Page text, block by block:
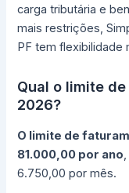
carga tributária e
mais restrições,
PF tem flexibilidade
Qual o limite
2026?
O limite de
81.000,00 por ano
6.750,00 por mês.